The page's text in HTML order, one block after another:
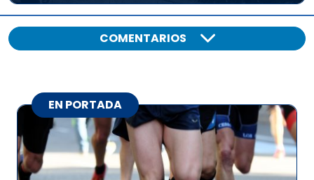
COMENTARIOS
EN PORTADA